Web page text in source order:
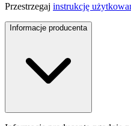
Przestrzegaj instrukcję
Informacje producenta